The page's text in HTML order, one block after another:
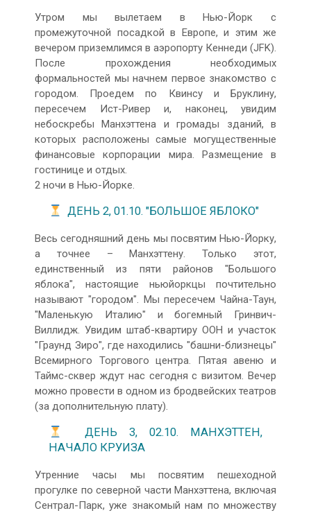
Утром мы вылетаем в Нью-Йорк с
промежуточной посадкой в Европе, и этим же
вечером приземлимся в аэропорту Кеннеди (JFK).
После прохождения необходимых
формальностей мы начнем первое знакомство с
городом. Проедем по Квинсу и Бруклину,
пересечем Ист-Ривер и, наконец, увидим
небоскребы Манхэттена и громады зданий, в
которых расположены самые могущественные
финансовые корпорации мира. Размещение в
гостинице и отдых.
2 ночи в Нью-Йорке.
ДЕНЬ 2, 01.10. "БОЛЬШОЕ ЯБЛОКО"
Весь сегодняшний день мы посвятим Нью-Йорку,
а точнее – Манхэттену. Только этот,
единственный из пяти районов "Большого
яблока", настоящие ньюйоркцы почтительно
называют "городом". Мы пересечем Чайна-Таун,
"Маленькую Италию" и богемный Гринвич-
Виллидж. Увидим штаб-квартиру ООН и участок
"Граунд Зиро", где находились "башни-близнецы"
Всемирного Торгового центра. Пятая авеню и
Таймс-сквер ждут нас сегодня с визитом. Вечер
можно провести в одном из бродвейских театров
(за дополнительную плату).
ДЕНЬ 3, 02.10. МАНХЭТТЕН,
НАЧАЛО КРУИЗА
Утренние часы мы посвятим пешеходной
прогулке по северной части Манхэттена, включая
Сентрал-Парк, уже знакомый нам по множеству